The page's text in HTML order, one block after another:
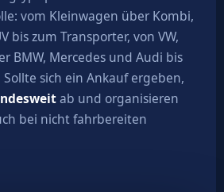
vom Kleinwagen über Kombi,
bis zum Transporter, von VW,
BMW, Mercedes und Audi bis
sich ein Ankauf ergeben,
ab und organisieren
bei nicht fahrbereiten